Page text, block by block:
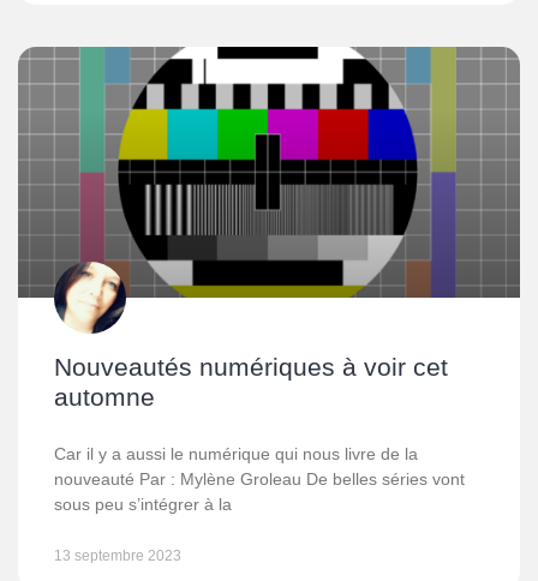
Nouveautés numériques à voir cet
automne
Car il y a aussi le numérique qui nous livre de la
nouveauté Par : Mylène Groleau De belles séries vont
sous peu s’intégrer à la
13 septembre 2023